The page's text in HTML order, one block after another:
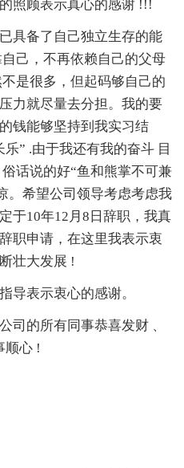
照顾表示真心的感谢 !!!
具备了自己独立生存的能
己，不再依赖自己的父母
是很多，但起码够自己的
力就尽量去分担。我的要
钱能够坚持到我实习结
” .由于我还有我的奋斗 目
话说的好“鱼和熊掌不可兼
。希望公司领导考虑考虑我
于10年12月8日辞职，我真
职申请，在这里我表示衷
壮大发展 !
导表示衷心的感谢。
司的所有同事恭喜发财 、
顺心 !